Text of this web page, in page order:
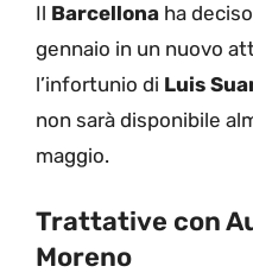
Il Barcellona ha
gennaio in un nuovo
l’infortunio di Luis
non sarà disponibile
maggio.
Trattative con
Moreno